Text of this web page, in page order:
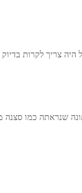
היה צריך לקרות
שנראתה כמו סצנה